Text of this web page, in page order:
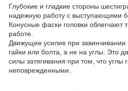
Глубокие и гладкие стороны
надежную работу с выступающими
Конусные фаски головки облегчают
работе.
Движущее усилие при завинчивании
гайки или болта, а не на углы. Это
силы затягивания при том, что углы
неповрежденными.